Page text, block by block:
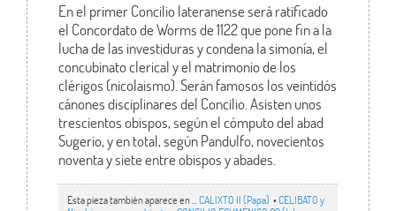
En el primer Concilio lateranense será ratificado
el Concordato de Worms de 1122 que pone fin a la
lucha de las investiduras y condena la simonía, el
concubinato clerical y el matrimonio de los
clérigos (nicolaismo). Serán famosos los veintidós
cánones disciplinares del Concilio. Asisten unos
trescientos obispos, según el cómputo del abad
Sugerio, y en total, según Pandulfo, novecientos
noventa y siete entre obispos y abades.
Esta pieza también aparece en ... CALIXTO II (Papa) •CELIBATO y